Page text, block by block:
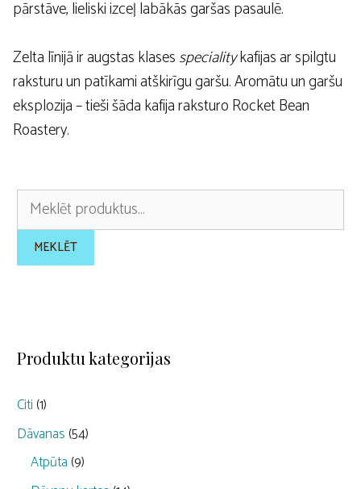
pārstāve, lieliski izceļ labākās garšas pasaulē.
Zelta līnijā ir augstas klasesspecialitykafijas ar spilgtu
raksturu un patīkami atškirīgu garšu. Aromātu un garšu
eksplozija – tieši šāda kafija raksturo Rocket Bean
Roastery.
Meklēt:
MEKLĒT
Produktu kategorijas
Citi (1)
Dāvanas (54)
Atpūta (9)